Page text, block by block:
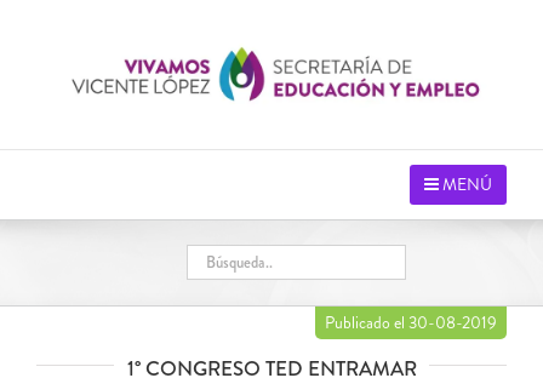
MENÚ
Publicado el 30-08-2019
1° CONGRESO TED ENTRAMAR